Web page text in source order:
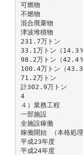
可燃物
不燃物
混合廃棄物
津波堆積物
231.7万トン
33.1万トン（14.3％
98.2万トン（42.4％
100.4万トン（43.3
71.2万トン
計302.9万トン
4
４）業務工程
一部施設
全施設稼働
稼働開始 （本格処理
平成23年度
平成24年度